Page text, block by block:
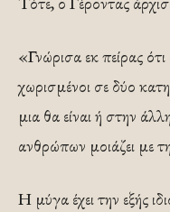
«Γνώρισα εκ πείρας
χωρισμένοι σε δύο
μια θα είναι ή στην
ανθρώπων μοιάζει με
Η μύγα έχει την εξής